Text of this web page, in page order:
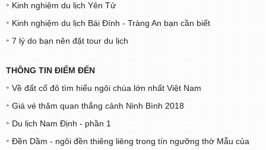
Kinh nghiệm du lịch Yên Tử
Kinh nghiệm du lịch Bái Đính - Tràng An bạn cần biết
7 lý do bạn nên đặt tour du lịch
THÔNG TIN ĐIỂM ĐẾN
Về đất cố đô tìm hiểu ngôi chùa lớn nhất Việt Nam
Giá vé thăm quan thắng cảnh Ninh Bình 2018
Du lịch Nam Định - phần 1
Đền Dầm - ngôi đền thiêng liêng trong tín ngưỡng thờ Mẫu của